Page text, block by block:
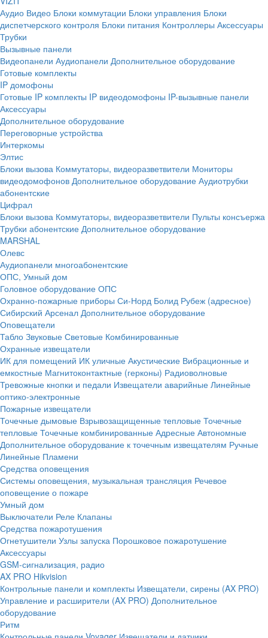
Аудио Видео Блоки коммутации Блоки управления Блоки
диспетчерского контроля Блоки питания Контроллеры Аксессуары
Трубки
Вызывные панели
Видеопанели Аудиопанели Дополнительное оборудование
Готовые комплекты
IP домофоны
Готовые IP комплекты IP видеодомофоны IP-вызывные панели
Аксессуары
Дополнительное оборудование
Переговорные устройства
Интеркомы
Элтис
Блоки вызова Коммутаторы, видеоразветвители Мониторы
видеодомофонов Дополнительное оборудование Аудиотрубки
абонентские
Цифрал
Блоки вызова Коммутаторы, видеоразветвители Пульты консъержа
Трубки абонентские Дополнительное оборудование
MARSHAL
Олевс
Аудиопанели многоабонентские
ОПС, Умный дом
Головное оборудование ОПС
Охранно-пожарные приборы Си-Норд Болид Рубеж (адресное)
Сибирский Арсенал Дополнительное оборудование
Оповещатели
Табло Звуковые Световые Комбинированные
Охранные извещатели
ИК для помещений ИК уличные Акустические Вибрационные и
емкостные Магнитоконтактные (герконы) Радиоволновые
Тревожные кнопки и педали Извещатели аварийные Линейные
оптико-электронные
Пожарные извещатели
Точечные дымовые Взрывозащищенные тепловые Точечные
тепловые Точечные комбинированные Адресные Автономные
Дополнительное оборудование к точечным извещателям Ручные
Линейные Пламени
Средства оповещения
Системы оповещения, музыкальная трансляция Речевое
оповещение о пожаре
Умный дом
Выключатели Реле Клапаны
Средства пожаротушения
Огнетушители Узлы запуска Порошковое пожаротушение
Аксессуары
GSM-сигнализация, радио
AX PRO Hikvision
Контрольные панели и комплекты Извещатели, сирены (AX PRO)
Управление и расширители (AX PRO) Дополнительное
оборудование
Ритм